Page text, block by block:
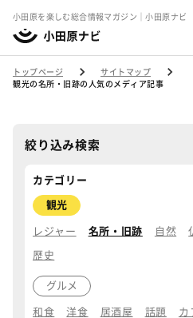
小田原を楽しむ総合情報マガジン｜小田原ナビ
トップページ
サイトマップ
観光の名所・旧跡の人気のメディア記事
絞り込み検索
カテゴリー
観光
レジャー 名所・旧跡 自然
歴史
グルメ
和食 洋食 居酒屋 話題 カ